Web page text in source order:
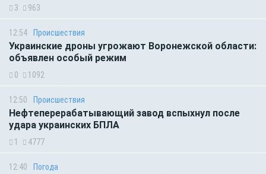
3 963
12:54 Происшествия
Украинские дроны угрожают Воронежской области:
объявлен особый режим
0 1092
12:50 Происшествия
Нефтеперерабатывающий завод вспыхнул после
удара украинских БПЛА
1 4777
12:40 Погода